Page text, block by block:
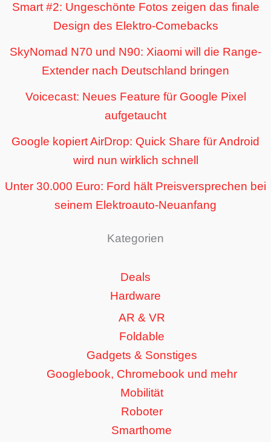
Smart #2: Ungeschönte Fotos zeigen das finale
Design des Elektro-Comebacks
SkyNomad N70 und N90: Xiaomi will die Range-
Extender nach Deutschland bringen
Voicecast: Neues Feature für Google Pixel
aufgetaucht
Google kopiert AirDrop: Quick Share für Android
wird nun wirklich schnell
Unter 30.000 Euro: Ford hält Preisversprechen bei
seinem Elektroauto-Neuanfang
Kategorien
Deals
Hardware
AR & VR
Foldable
Gadgets & Sonstiges
Googlebook, Chromebook und mehr
Mobilität
Roboter
Smarthome